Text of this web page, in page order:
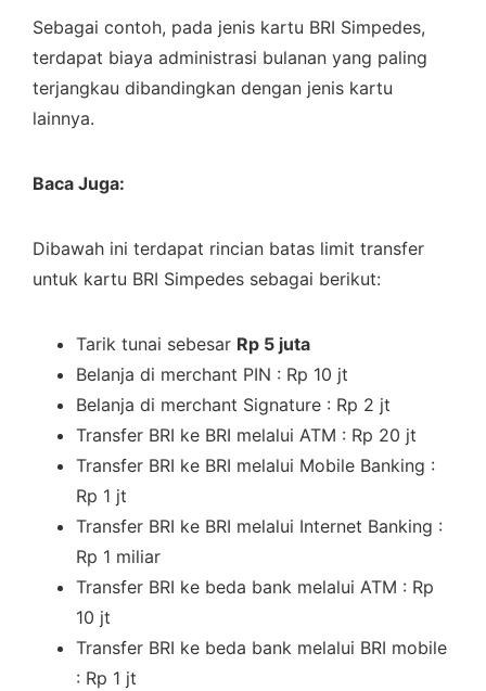
Sebagai contoh, pada jenis kartu BRI Simpedes,
terdapat biaya administrasi bulanan yang paling
terjangkau dibandingkan dengan jenis kartu
lainnya.
Baca Juga:
Dibawah ini terdapat rincian batas limit transfer
untuk kartu BRI Simpedes sebagai berikut:
Tarik tunai sebesar Rp 5 juta
Belanja di merchant PIN : Rp 10 jt
Belanja di merchant Signature : Rp 2 jt
Transfer BRI ke BRI melalui ATM : Rp 20 jt
Transfer BRI ke BRI melalui Mobile Banking :
Rp 1 jt
Transfer BRI ke BRI melalui Internet Banking :
Rp 1 miliar
Transfer BRI ke beda bank melalui ATM : Rp
10 jt
Transfer BRI ke beda bank melalui BRI mobile
: Rp 1 jt